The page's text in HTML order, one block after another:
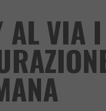
AL VIA